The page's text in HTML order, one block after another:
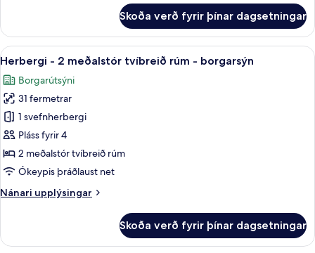
herbergi
2
meðalstór
tvíbreið
rúm
Skoða verð fyrir þínar dagsetningar
Skoða
allar
myndir
fyrir
Herbergi
-
2
meðalstór
tvíbreið
rúm
5
Herbergi - 2 meðalstór tvíbreið rúm - borgarsýn
Borgarútsýni
31 fermetrar
1 svefnherbergi
Pláss fyrir 4
2 meðalstór tvíbreið rúm
Ókeypis þráðlaust net
Nánari upplýsingar
Nánari
-
Skoða verð fyrir þínar dagsetningar